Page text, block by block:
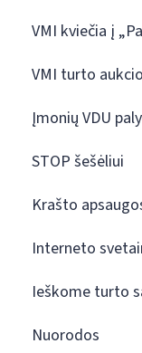
VMI kviečia į
VMI turto
Įmonių VDU
STOP šešėliui
Krašto
Interneto
Ieškome turto
Nuorodos